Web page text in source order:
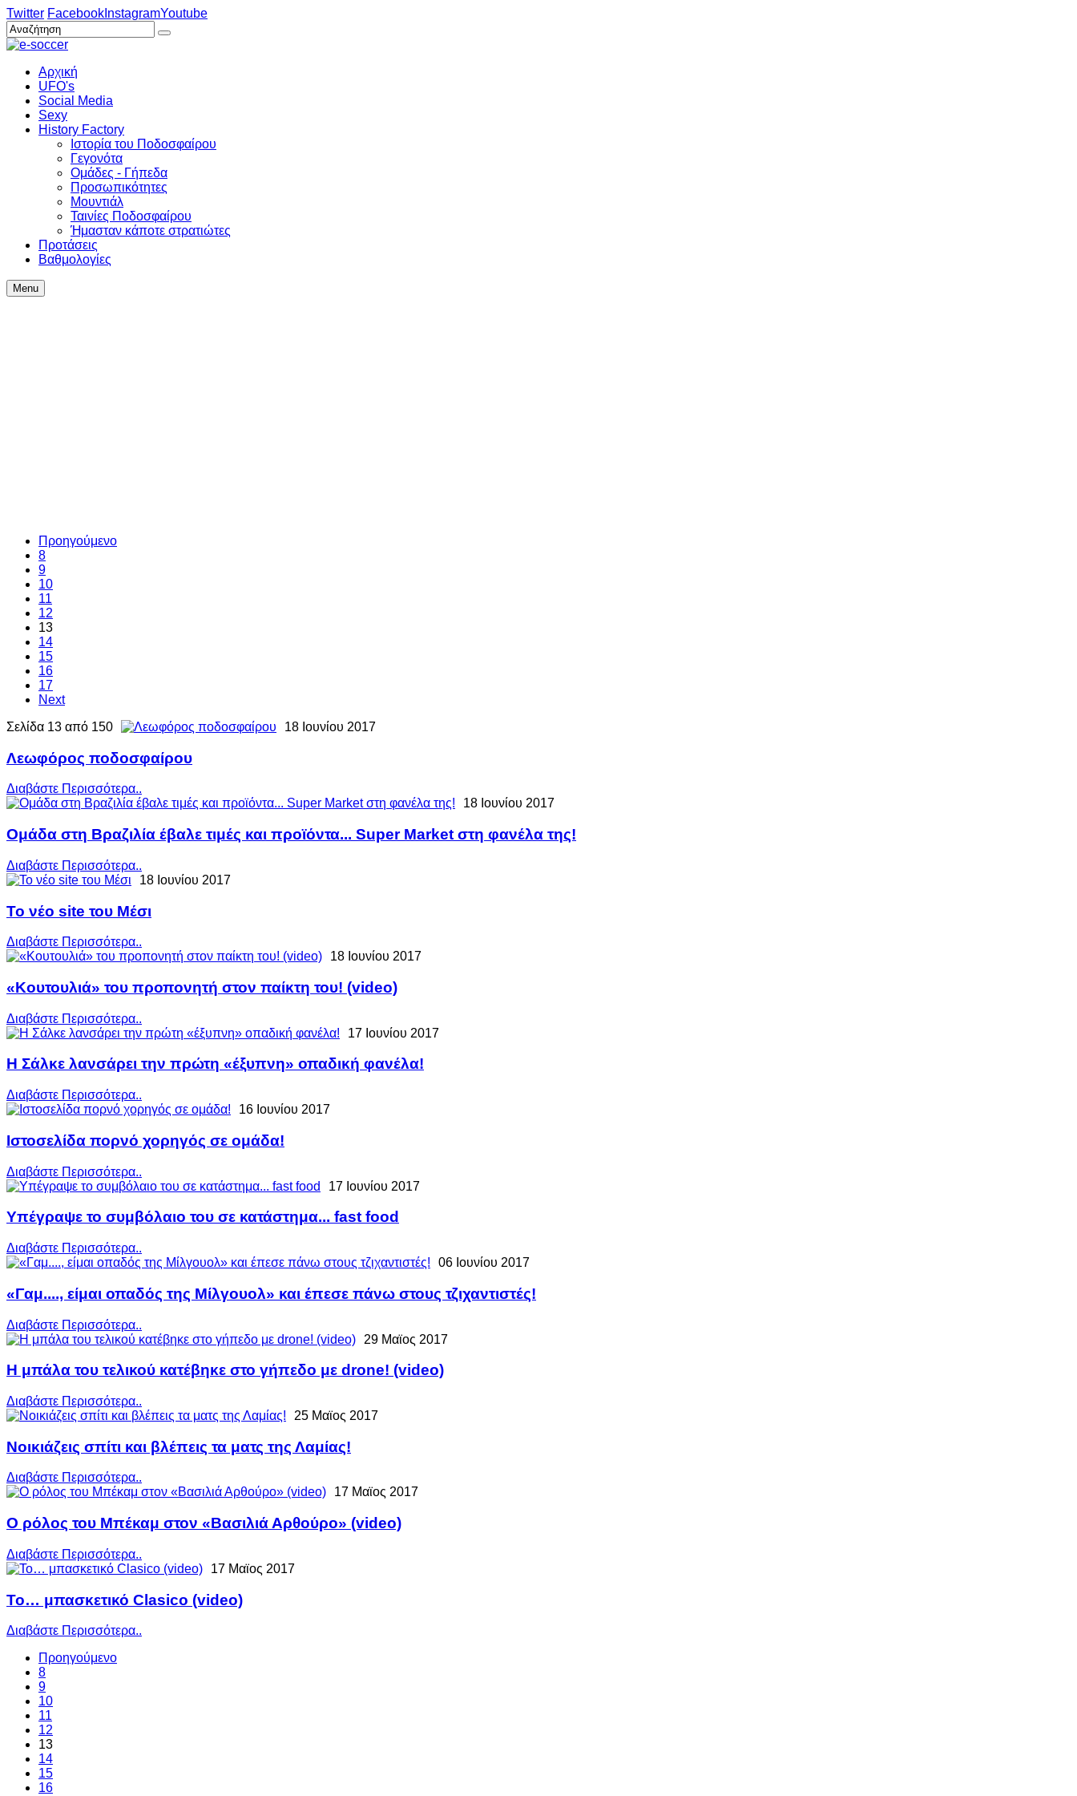
Twitter Facebook InstagramYoutube
Αρχική
UFO's
Social Media
Sexy
History Factory
Ιστορία του Ποδοσφαίρου
Γεγονότα
Ομάδες - Γήπεδα
Προσωπικότητες
Μουντιάλ
Ταινίες Ποδοσφαίρου
Ήμασταν κάποτε στρατιώτες
Προτάσεις
Βαθμολογίες
Menu
Προηγούμενο
8
9
10
11
12
13
14
15
16
17
Next
Σελίδα 13 από 150
18 Ιουνίου 2017
Λεωφόρος ποδοσφαίρου
Διαβάστε Περισσότερα..
18 Ιουνίου 2017
Ομάδα στη Βραζιλία έβαλε τιμές και προϊόντα... Super Market στη φανέλα της!
Διαβάστε Περισσότερα..
18 Ιουνίου 2017
Το νέο site του Μέσι
Διαβάστε Περισσότερα..
18 Ιουνίου 2017
«Κουτουλιά» του προπονητή στον παίκτη του! (video)
Διαβάστε Περισσότερα..
17 Ιουνίου 2017
Η Σάλκε λανσάρει την πρώτη «έξυπνη» οπαδική φανέλα!
Διαβάστε Περισσότερα..
16 Ιουνίου 2017
Ιστοσελίδα πορνό χορηγός σε ομάδα!
Διαβάστε Περισσότερα..
17 Ιουνίου 2017
Υπέγραψε το συμβόλαιο του σε κατάστημα... fast food
Διαβάστε Περισσότερα..
06 Ιουνίου 2017
«Γαμ...., είμαι οπαδός της Μίλγουολ» και έπεσε πάνω στους τζιχαντιστές!
Διαβάστε Περισσότερα..
29 Μαϊος 2017
Η μπάλα του τελικού κατέβηκε στο γήπεδο με drone! (video)
Διαβάστε Περισσότερα..
25 Μαϊος 2017
Νοικιάζεις σπίτι και βλέπεις τα ματς της Λαμίας!
Διαβάστε Περισσότερα..
17 Μαϊος 2017
Ο ρόλος του Μπέκαμ στον «Βασιλιά Αρθούρο» (video)
Διαβάστε Περισσότερα..
17 Μαϊος 2017
Το… μπασκετικό Clasico (video)
Διαβάστε Περισσότερα..
Προηγούμενο
8
9
10
11
12
13
14
15
16